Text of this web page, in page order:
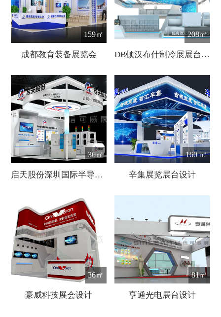
159㎡
成都教育装备展览会
208㎡
DB顿汉布什制冷展展台设计
36㎡
启天股份深圳国际半导体展台设计
160 ㎡
辛集展览展台设计
36㎡
豪威科技展会设计
81㎡
亨通光电展台设计